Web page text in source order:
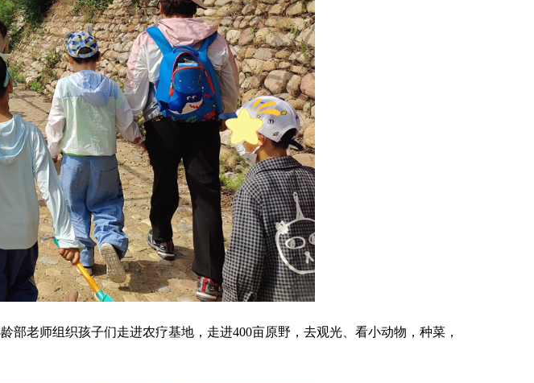
老师组织孩子们走进农疗基地，走进400亩原野，去观光、看小动物，种菜，